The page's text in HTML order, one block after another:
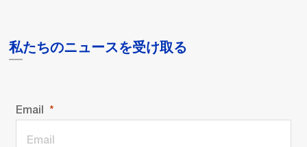
私たちのニュースを受け取る
Email